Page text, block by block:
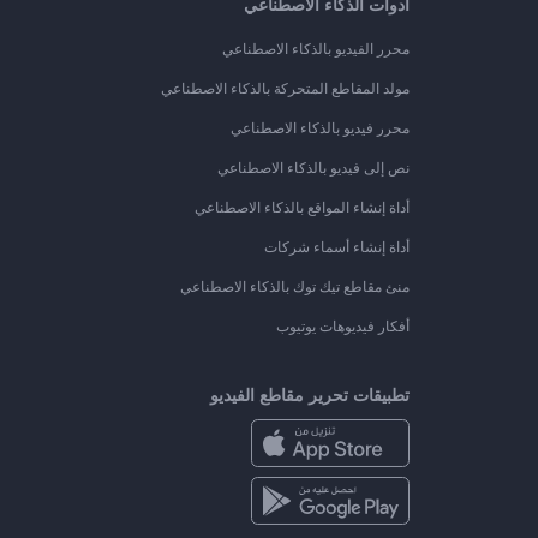
أدوات الذكاء الاصطناعي
محرر الفيديو بالذكاء الاصطناعي
مولد المقاطع المتحركة بالذكاء الاصطناعي
محرر فيديو بالذكاء الاصطناعي
نص إلى فيديو بالذكاء الاصطناعي
أداة إنشاء المواقع بالذكاء الاصطناعي
أداة إنشاء أسماء شركات
منئ مقاطع تيك توك بالذكاء الاصطناعي
أفكار فيديوهات يوتيوب
تطبيقات تحرير مقاطع الفيديو